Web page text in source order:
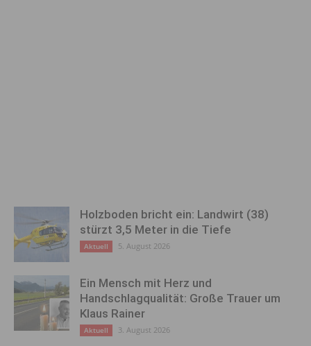
Holzboden bricht ein: Landwirt (38)
stürzt 3,5 Meter in die Tiefe
Aktuell 5. August 2026
Ein Mensch mit Herz und
Handschlagqualität: Große Trauer um
Klaus Rainer
Aktuell 3. August 2026